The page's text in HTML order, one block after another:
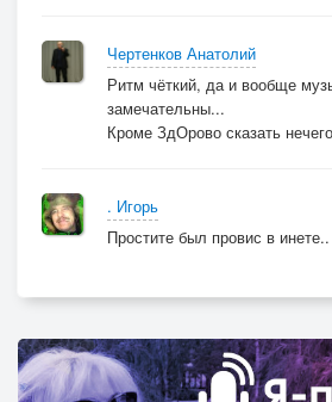
Чертенков Анатолий
Ритм чёткий, да и вообще
замечательны...
Кроме ЗдОрово сказать
. Игорь
Простите был провис в инете..